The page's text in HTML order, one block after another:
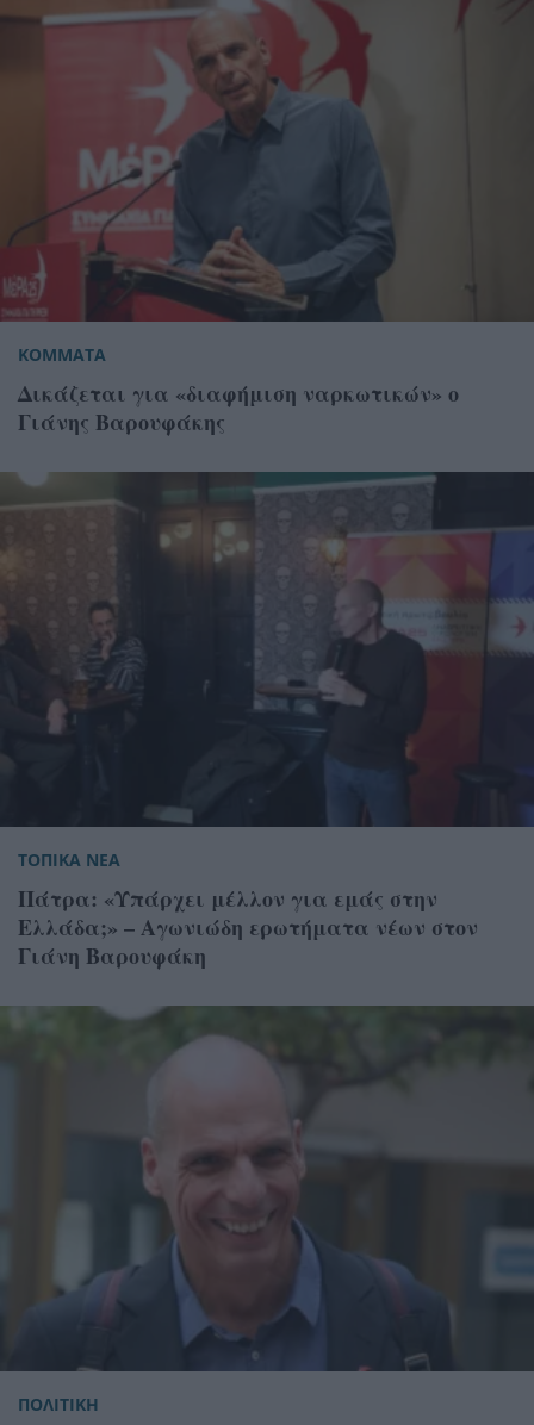
ΚΟΜΜΑΤΑ
Δικάζεται για «διαφήμιση ναρκωτικών» ο
Γιάνης Βαρουφάκης
ΤΟΠΙΚΑ ΝΕΑ
Πάτρα: «Υπάρχει μέλλον για εμάς στην
Ελλάδα;» – Αγωνιώδη ερωτήματα νέων στον
Γιάνη Βαρουφάκη
ΠΟΛΙΤΙΚΗ